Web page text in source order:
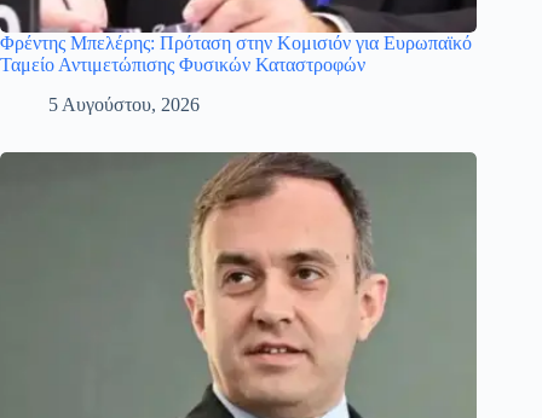
Φρέντης Μπελέρης: Πρόταση στην Κομισιόν για Ευρωπαϊκό
Ταμείο Αντιμετώπισης Φυσικών Καταστροφών
5 Αυγούστου, 2026